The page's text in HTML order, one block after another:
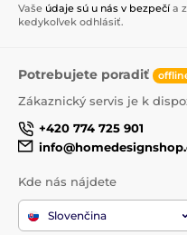
Vaše údaje sú u nás v bezpečí a
kedykoľvek odhlásiť.
Potrebujete poradiť
Zákaznický servis je k
+420 774 725 901
Kde nás nájdete
Slovenčina